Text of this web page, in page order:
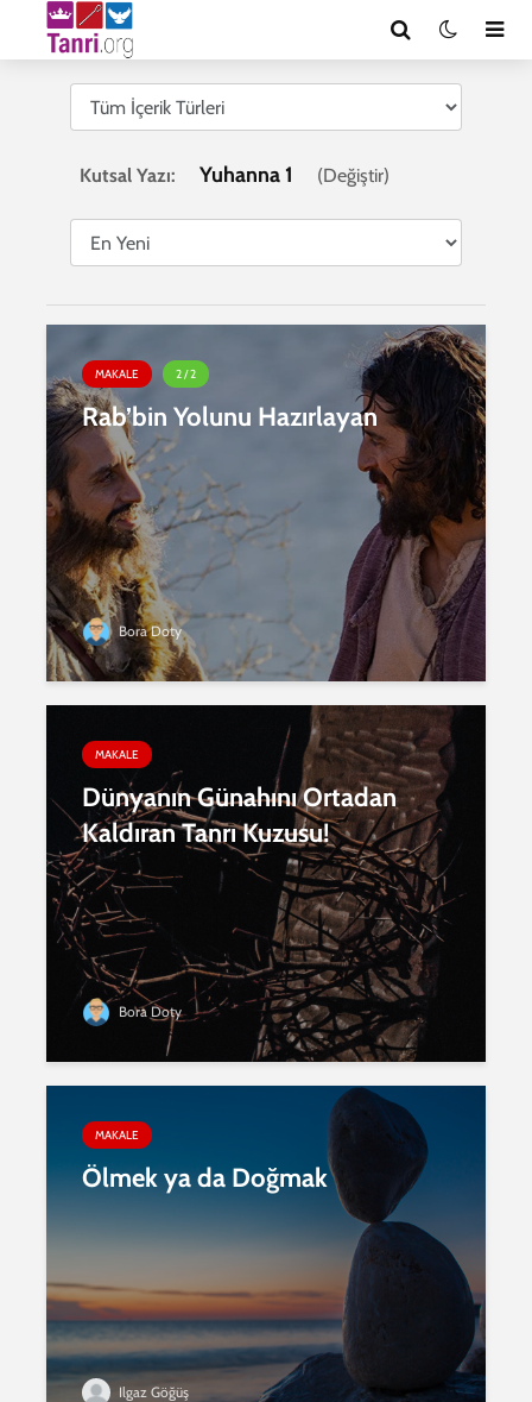
Kutsal Yazı: Yuhanna 1 (Değiştir)
MAKALE 2 / 2
Rab’bin Yolunu Hazırlayan
Bora Doty
MAKALE
Dünyanın Günahını Ortadan
Kaldıran Tanrı Kuzusu!
Bora Doty
MAKALE
Ölmek ya da Doğmak
Ilgaz Göğüş